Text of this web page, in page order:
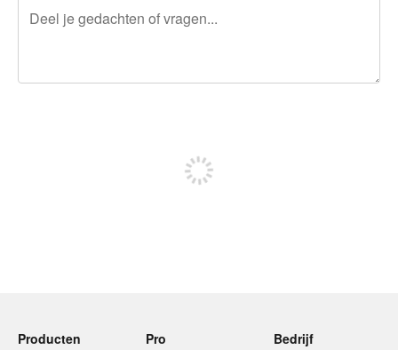
Producten
Pro
Bedrijf